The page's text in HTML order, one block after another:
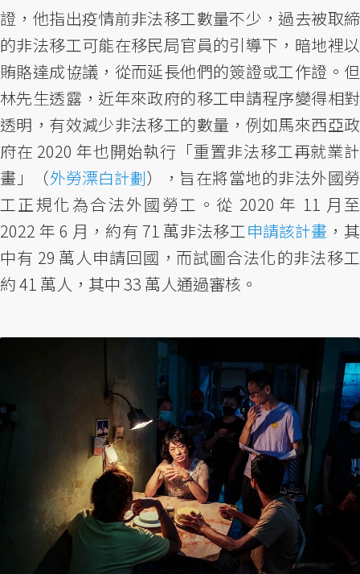
證，他指出疫情前非法移工數量不少，過去被取締
的非法移工可能在移民局官員的引導下，暗地裡以
賄賂達成協議，從而延長他們的簽證或工作證。但
林先生透露，近年來政府的移工申請程序變得相對
透明，有效減少非法移工的數量，例如馬來西亞政
府在 2020 年也開始執行「重置非法移工再就業計
畫」（外勞漂白計劃），旨在將當地的非法外國勞
工正規化為合法外國勞工。從 2020 年 11 月至
2022 年 6 月，約有 71 萬非法移工申請該計畫 ，其
中有 29 萬人申請回國，而試圖合法化的非法移工
約 41 萬人，其中 33 萬人通過審核。